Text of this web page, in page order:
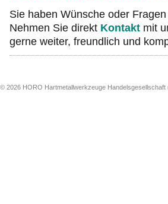
Sie haben Wünsche oder
Nehmen Sie direkt Kontakt mit
gerne weiter, freundlich und
© 2026 HORO Hartmetallwerkzeuge Handelsgesellschaft